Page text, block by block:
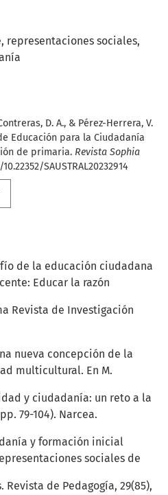
representaciones sociales
D. A., & Pérez-Herrera, V.
Educación para la Ciudadanía
de primaria. Revista Sophia
SAUSTRAL20232914
de la educación ciudadana
Educar la razón
Revista de Investigación
nueva concepción de la
multicultural. En M.
y ciudadanía: un reto a la
79-104). Narcea.
y formación inicial
sociales de
de Pedagogía, 29(85),